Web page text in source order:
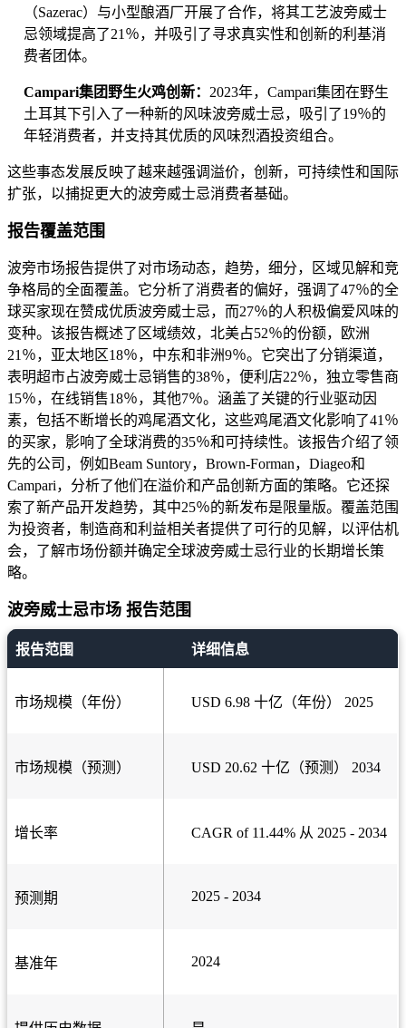
（Sazerac）与小型酿酒厂开展了合作，将其工艺波旁威士
忌领域提高了21％，并吸引了寻求真实性和创新的利基消
费者团体。
Campari集团野生火鸡创新： 2023年，Campari集团在野生
土耳其下引入了一种新的风味波旁威士忌，吸引了19％的
年轻消费者，并支持其优质的风味烈酒投资组合。
这些事态发展反映了越来越强调溢价，创新，可持续性和国际
扩张，以捕捉更大的波旁威士忌消费者基础。
报告覆盖范围
波旁市场报告提供了对市场动态，趋势，细分，区域见解和竞
争格局的全面覆盖。它分析了消费者的偏好，强调了47％的全
球买家现在赞成优质波旁威士忌，而27％的人积极偏爱风味的
变种。该报告概述了区域绩效，北美占52％的份额，欧洲
21％，亚太地区18％，中东和非洲9％。它突出了分销渠道，
表明超市占波旁威士忌销售的38％，便利店22％，独立零售商
15％，在线销售18％，其他7％。涵盖了关键的行业驱动因
素，包括不断增长的鸡尾酒文化，这些鸡尾酒文化影响了41％
的买家，影响了全球消费的35％和可持续性。该报告介绍了领
先的公司，例如Beam Suntory，Brown-Forman，Diageo和
Campari，分析了他们在溢价和产品创新方面的策略。它还探
索了新产品开发趋势，其中25％的新发布是限量版。覆盖范围
为投资者，制造商和利益相关者提供了可行的见解，以评估机
会，了解市场份额并确定全球波旁威士忌行业的长期增长策
略。
波旁威士忌市场 报告范围
报告范围 详细信息
市场规模（年份） USD 6.98 十亿（年份） 2025
市场规模（预测） USD 20.62 十亿（预测） 2034
增长率 CAGR of 11.44% 从 2025 - 2034
预测期 2025 - 2034
基准年 2024